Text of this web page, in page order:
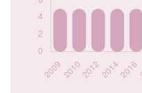
Popularité du
prénom Arianne
par année